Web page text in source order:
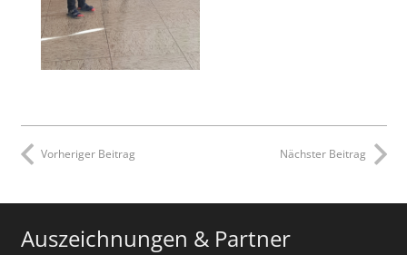
Vorheriger Beitrag Nächster Beitrag
Auszeichnungen & Partner